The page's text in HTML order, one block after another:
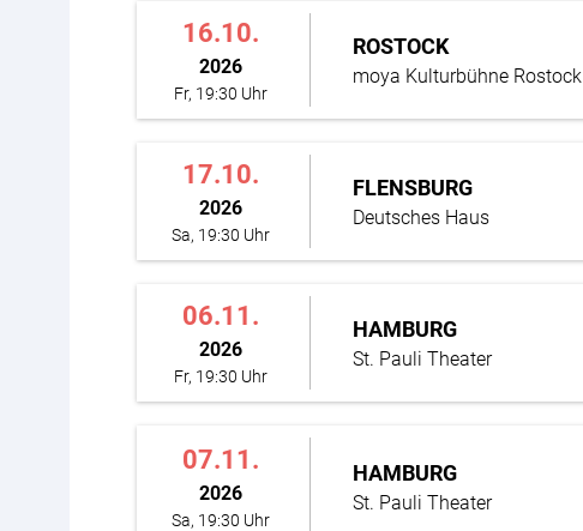
16.10.
2026
Fr, 19:30 Uhr
ROSTOCK
moya Kulturbühne Rostock
17.10.
2026
Sa, 19:30 Uhr
FLENSBURG
Deutsches Haus
06.11.
2026
Fr, 19:30 Uhr
HAMBURG
St. Pauli Theater
07.11.
2026
Sa, 19:30 Uhr
HAMBURG
St. Pauli Theater